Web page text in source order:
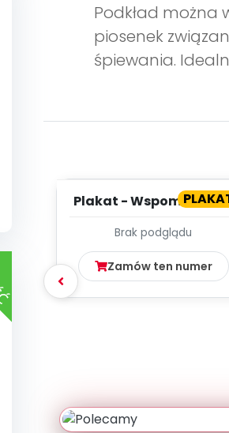
Podkład można
piosenek
śpiewania.
Plakat - Wspomnienia
Brak podglądu
Zamów ten numer